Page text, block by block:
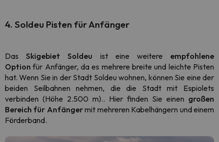
4. Soldeu Pisten für Anfänger
DasSkigebiet Soldeu ist eine weitere empfohlene
Option für Anfänger, da es mehrere breite und leichte Pisten
hat. Wenn Sie in der Stadt Soldeu wohnen, können Sie eine der
beiden Seilbahnen nehmen, die die Stadt mit Espiolets
verbinden (Höhe 2.500 m).. Hier finden Sie einen großen
Bereich für Anfängermit mehreren Kabelhängern und einem
Förderband.